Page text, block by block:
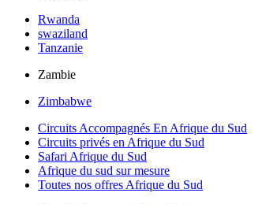
Rwanda
swaziland
Tanzanie
Zambie
Zimbabwe
Circuits Accompagnés En Afrique du Sud
Circuits privés en Afrique du Sud
Safari Afrique du Sud
Afrique du sud sur mesure
Toutes nos offres Afrique du Sud